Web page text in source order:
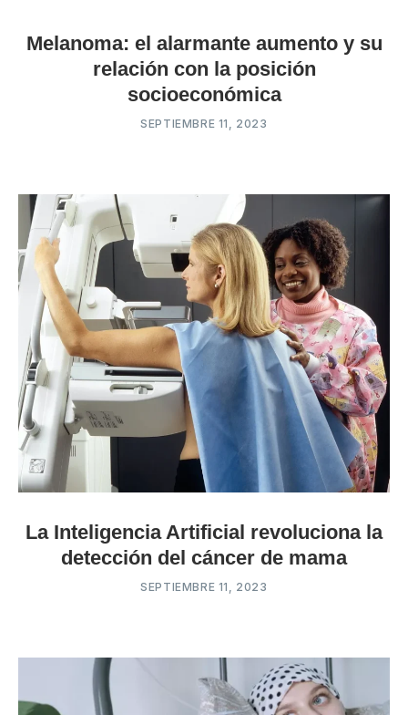
Melanoma: el alarmante aumento y su
relación con la posición
socioeconómica
SEPTIEMBRE 11, 2023
La Inteligencia Artificial revoluciona la
detección del cáncer de mama
SEPTIEMBRE 11, 2023